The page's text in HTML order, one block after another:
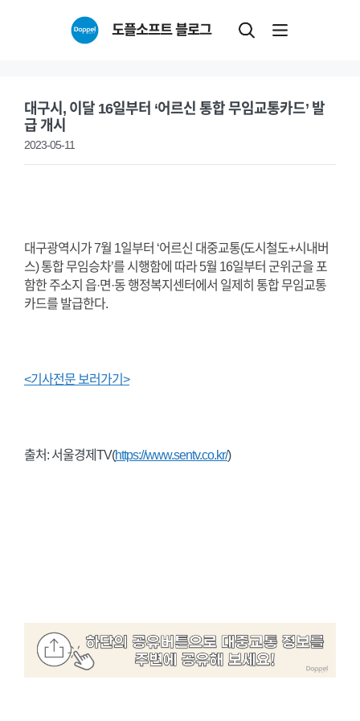
도플소프트 블로그
대구시, 이달 16일부터 ‘어르신 통합 무임교통카드’ 발
급 개시
2023-05-11
대구광역시가 7월 1일부터 ‘어르신 대중교통(도시철도+시내버
스) 통합 무임승차’를 시행함에 따라 5월 16일부터 군위군을 포
함한 주소지 읍·면·동 행정복지센터에서 일제히 통합 무임교통
카드를 발급한다.
<기사전문 보러가기>
출처: 서울경제TV(https://www.sentv.co.kr/)